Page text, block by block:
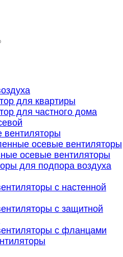
для квартиры
для частного дома
вентиляторы
осевые вентиляторы
осевые вентиляторы
для подпора воздуха
с настенной
с защитной
с фланцами